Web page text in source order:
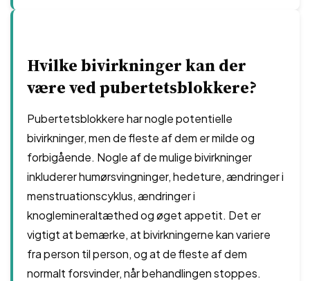
Hvilke bivirkninger kan der
være ved pubertetsblokkere?
Pubertetsblokkere har nogle potentielle
bivirkninger, men de fleste af dem er milde og
forbigående. Nogle af de mulige bivirkninger
inkluderer humørsvingninger, hedeture, ændringer i
menstruationscyklus, ændringer i
knoglemineraltæthed og øget appetit. Det er
vigtigt at bemærke, at bivirkningerne kan variere
fra person til person, og at de fleste af dem
normalt forsvinder, når behandlingen stoppes.